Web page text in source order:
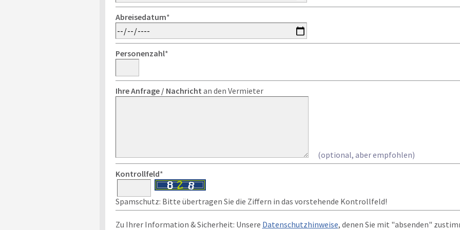
Abreisedatum*
Personenzahl*
Ihre Anfrage / Nachricht an den Vermieter
(optional, aber empfohlen)
Kontrollfeld*
Spamschutz: Bitte übertragen Sie die Ziffern in das vorstehende Kontrollfeld!
Zu Ihrer Information & Sicherheit: Unsere Datenschutzhinweise, denen Sie mit "absenden"